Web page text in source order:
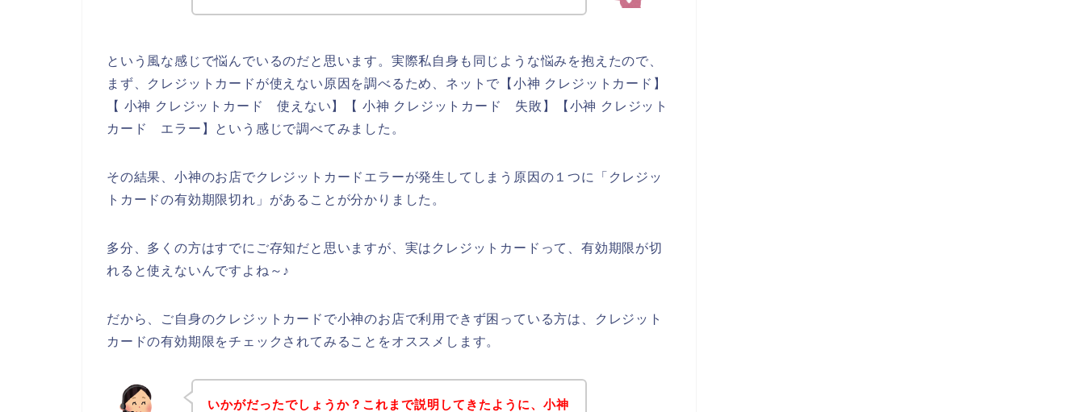
という風な感じで悩んでいるのだと思います。実際私自身も同じような悩みを抱えたので、
まず、クレジットカードが使えない原因を調べるため、ネットで【小神 クレジットカード】
【 小神 クレジットカード 使えない】【 小神 クレジットカード 失敗】【小神 クレジット
カード エラー】という感じで調べてみました。
その結果、小神のお店でクレジットカードエラーが発生してしまう原因の１つに「クレジッ
トカードの有効期限切れ」があることが分かりました。
多分、多くの方はすでにご存知だと思いますが、実はクレジットカードって、有効期限が切
れると使えないんですよね～♪
だから、ご自身のクレジットカードで小神のお店で利用できず困っている方は、クレジット
カードの有効期限をチェックされてみることをオススメします。
いかがだったでしょうか？これまで説明してきたように、小神